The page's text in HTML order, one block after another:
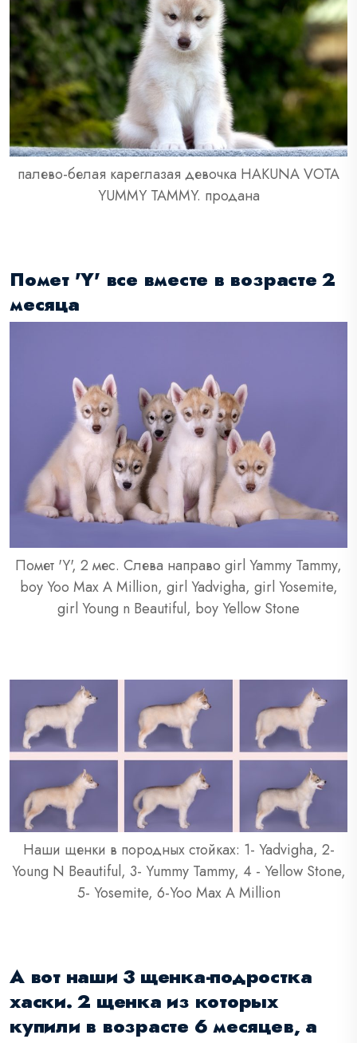
палево-белая кареглазая девочка HAKUNA VOTA
YUMMY TAMMY. продана
Помет 'Y' все вместе в возрасте 2
месяца
Помет 'Y', 2 мес. Слева направо girl Yammy Tammy,
boy Yoo Max A Million, girl Yadvigha, girl Yosemite,
girl Young n Beautiful, boy Yellow Stone
Наши щенки в породных стойках: 1- Yadvigha, 2-
Young N Beautiful, 3- Yummy Tammy, 4 - Yellow Stone,
5- Yosemite, 6-Yoo Max A Million
А вот наши 3 щенка-подростка
хаски. 2 щенка из которых
купили в возрасте 6 месяцев, а